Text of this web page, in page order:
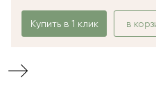
Купить в 1 клик в